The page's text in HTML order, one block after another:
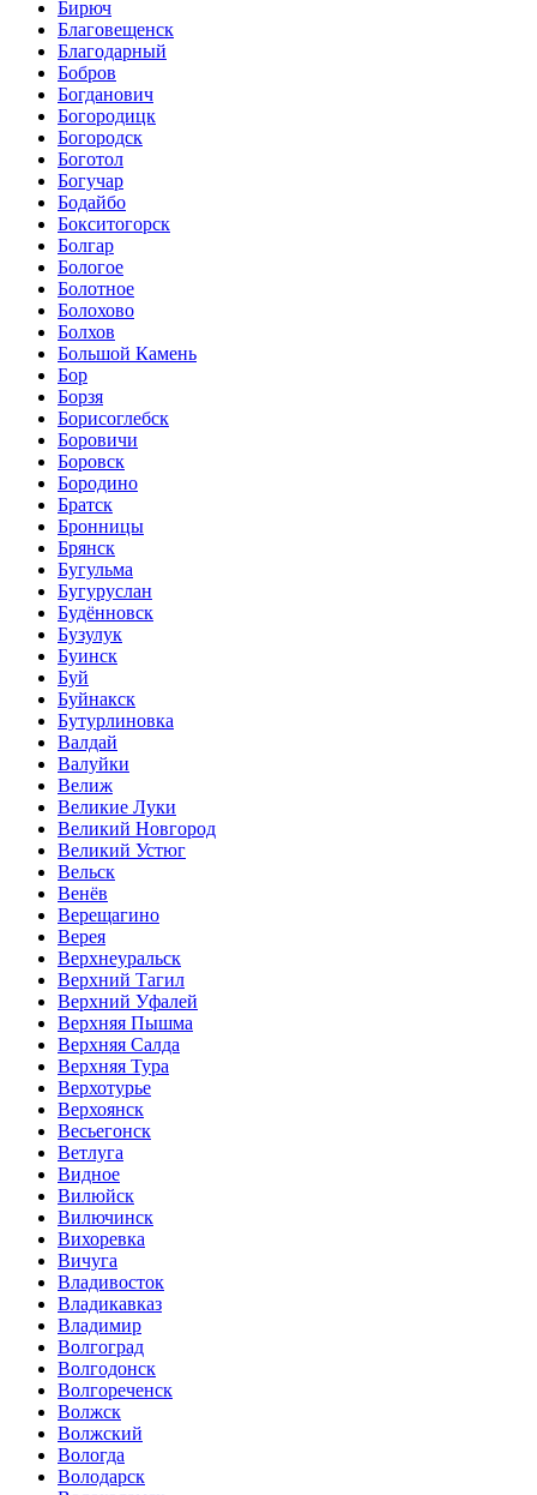
Бирюч
Благовещенск
Благодарный
Бобров
Богданович
Богородицк
Богородск
Боготол
Богучар
Бодайбо
Бокситогорск
Болгар
Бологое
Болотное
Болохово
Болхов
Большой Камень
Бор
Борзя
Борисоглебск
Боровичи
Боровск
Бородино
Братск
Бронницы
Брянск
Бугульма
Бугуруслан
Будённовск
Бузулук
Буинск
Буй
Буйнакск
Бутурлиновка
Валдай
Валуйки
Велиж
Великие Луки
Великий Новгород
Великий Устюг
Вельск
Венёв
Верещагино
Верея
Верхнеуральск
Верхний Тагил
Верхний Уфалей
Верхняя Пышма
Верхняя Салда
Верхняя Тура
Верхотурье
Верхоянск
Весьегонск
Ветлуга
Видное
Вилюйск
Вилючинск
Вихоревка
Вичуга
Владивосток
Владикавказ
Владимир
Волгоград
Волгодонск
Волгореченск
Волжск
Волжский
Вологда
Володарск